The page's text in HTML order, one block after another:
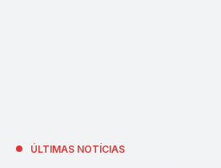
ÚLTIMAS NOTÍCIAS